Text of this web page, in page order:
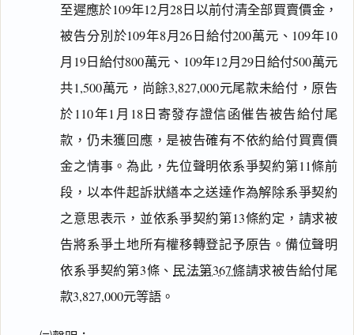
至遲應於109年12月28日以前付清全部買賣價金，
被告分別於109年8月26日給付200萬元、109年10
月19日給付800萬元、109年12月29日給付500萬元
共1,500萬元，尚餘3,827,000元尾款未給付，原告
於110年1月18日寄發存證信函催告被告給付尾
款，仍未獲回應，是被告確有不依約給付買賣價
金之情事。為此，先位聲明依系爭契約第11條前
段，以本件起訴狀繕本之送達作為解除系爭契約
之意思表示，並依系爭契約第13條約定，請求被
告將系爭土地所有權移轉登記予原告。備位聲明
依系爭契約第3條、民法第367條請求被告給付尾
款3,827,000元等語。